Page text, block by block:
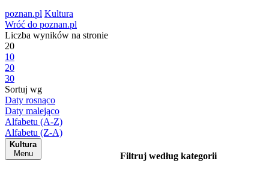
poznan.pl Kultura
Wróć do poznan.pl
Liczba wyników na stronie
20
10
20
30
Sortuj wg
Daty rosnąco
Daty malejąco
Alfabetu (A-Z)
Alfabetu (Z-A)
Kultura
Menu
Filtruj według kategorii